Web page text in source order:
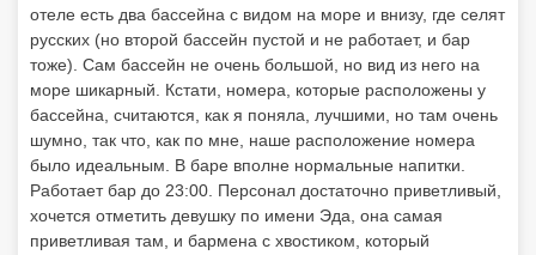
отеле есть два бассейна с видом на море и внизу, где селят
русских (но второй бассейн пустой и не работает, и бар
тоже). Сам бассейн не очень большой, но вид из него на
море шикарный. Кстати, номера, которые расположены у
бассейна, считаются, как я поняла, лучшими, но там очень
шумно, так что, как по мне, наше расположение номера
было идеальным. В баре вполне нормальные напитки.
Работает бар до 23:00. Персонал достаточно приветливый,
хочется отметить девушку по имени Эда, она самая
приветливая там, и бармена с хвостиком, который